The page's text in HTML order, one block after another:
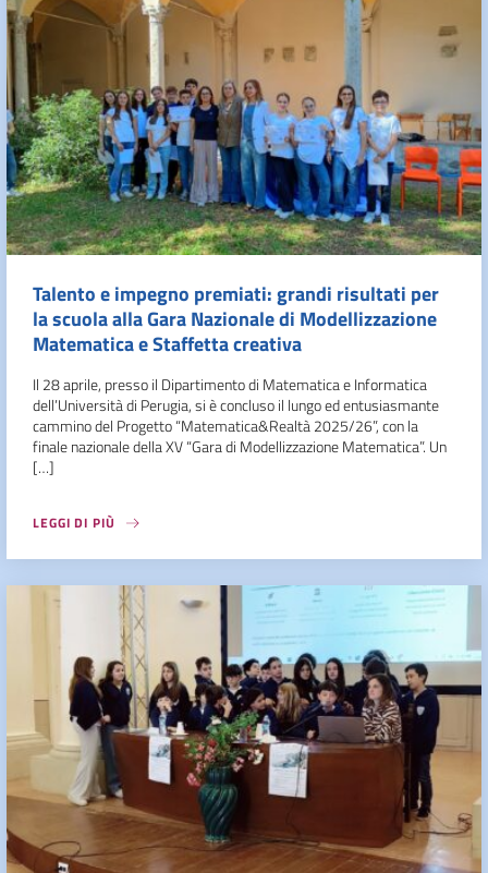
Talento e impegno premiati: grandi risultati per
la scuola alla Gara Nazionale di Modellizzazione
Matematica e Staffetta creativa
Il 28 aprile, presso il Dipartimento di Matematica e Informatica
dell’Università di Perugia, si è concluso il lungo ed entusiasmante
cammino del Progetto “Matematica&Realtà 2025/26”, con la
finale nazionale della XV “Gara di Modellizzazione Matematica”. Un
[…]
LEGGI DI PIÙ